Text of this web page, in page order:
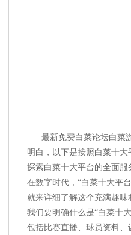
最新免费白菜论坛白菜
明白，以下是按照白菜十大
探索白菜十大平台的全面服
在数字时代，“白菜十大平
就来详细了解这个充满趣味
我们要明确什么是“白菜十
包括比赛直播、球员资料